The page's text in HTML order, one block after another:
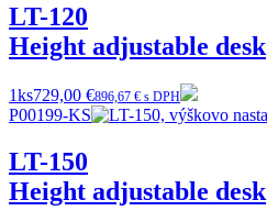
LT-120
Height adjustable desk
1ks729,00 €896,67 € s DPH
P00199-KS
LT-150
Height adjustable desk